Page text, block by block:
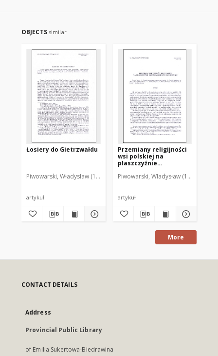
OBJECTS similar
Łosiery do Gietrzwałdu
Piwowarski, Władysław (1929-2001)
artykuł
Przemiany religijności
wsi polskiej na
płaszczyźnie
codziennej
Piwowarski, Władysław (1929-2001)
artykuł
More
CONTACT DETAILS
Address
Provincial Public Library
of Emilia Sukertowa-Biedrawina